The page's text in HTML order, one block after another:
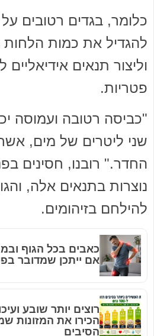
כלומר, בגדים רטובים על
וליצור תנאים
פטריות.
"כביסה רטובה ועמוסה
שני ליטרים של מים,
החדר." רובנו, חסינים
נוצרות בתנאים אלה,
להילחם בזיהומים.
כאבים בכל הגוף
אם ייתכן שמדובר
רוצים יותר שובע
הכירו את המזונות
הסיבים